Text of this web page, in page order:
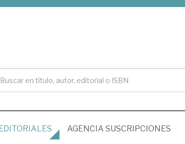
AGENCIA SUSCRIPCIONES